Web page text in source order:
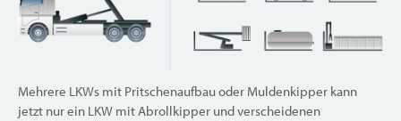
Mehrere LKWs mit Pritschenaufbau oder Muldenkipper kann
jetzt nur ein LKW mit Abrollkipper und verscheidenen